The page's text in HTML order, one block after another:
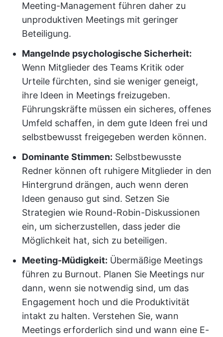
Meeting-Management führen daher zu
unproduktiven Meetings mit geringer
Beteiligung.
Mangelnde psychologische Sicherheit:
Wenn Mitglieder des Teams Kritik oder
Urteile fürchten, sind sie weniger geneigt,
ihre Ideen in Meetings freizugeben.
Führungskräfte müssen ein sicheres, offenes
Umfeld schaffen, in dem gute Ideen frei und
selbstbewusst freigegeben werden können.
Dominante Stimmen: Selbstbewusste
Redner können oft ruhigere Mitglieder in den
Hintergrund drängen, auch wenn deren
Ideen genauso gut sind. Setzen Sie
Strategien wie Round-Robin-Diskussionen
ein, um sicherzustellen, dass jeder die
Möglichkeit hat, sich zu beteiligen.
Meeting-Müdigkeit: Übermäßige Meetings
führen zu Burnout. Planen Sie Meetings nur
dann, wenn sie notwendig sind, um das
Engagement hoch und die Produktivität
intakt zu halten. Verstehen Sie, wann
Meetings erforderlich sind und wann eine E-